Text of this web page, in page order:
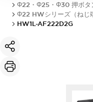
Φ22・Φ25・Φ30 押ボタ
Φ22 HWシリーズ（ねじ
HW1L-AF222D2G